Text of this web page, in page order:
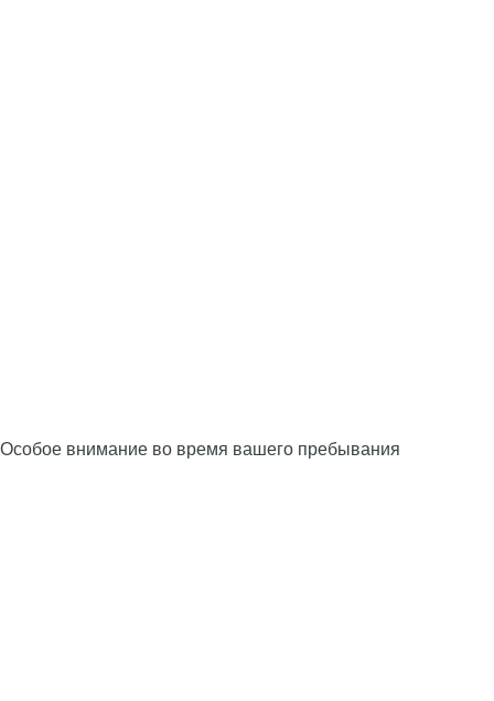
Особое внимание во время вашего пребывания